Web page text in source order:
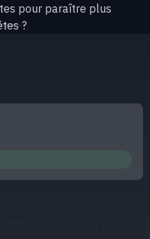
pour paraître plus
?